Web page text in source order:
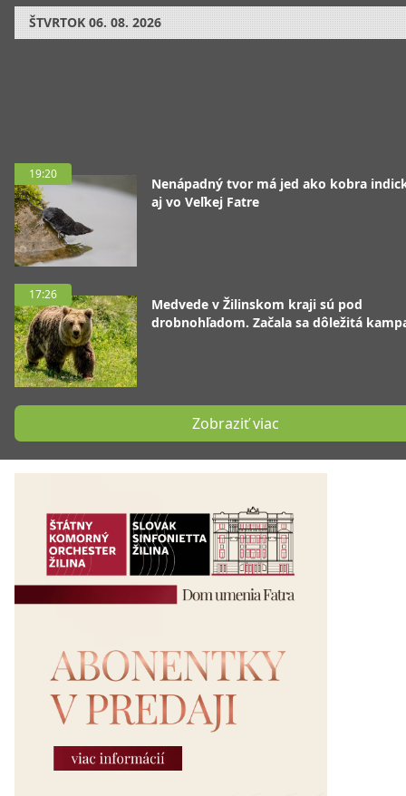
ŠTVRTOK 06. 08. 2026
19:20
Nenápadný tvor má jed ako kobra
aj vo Veľkej Fatre
17:26
Medvede v Žilinskom kraji sú pod
drobnohľadom. Začala sa dôležitá
Zobraziť viac